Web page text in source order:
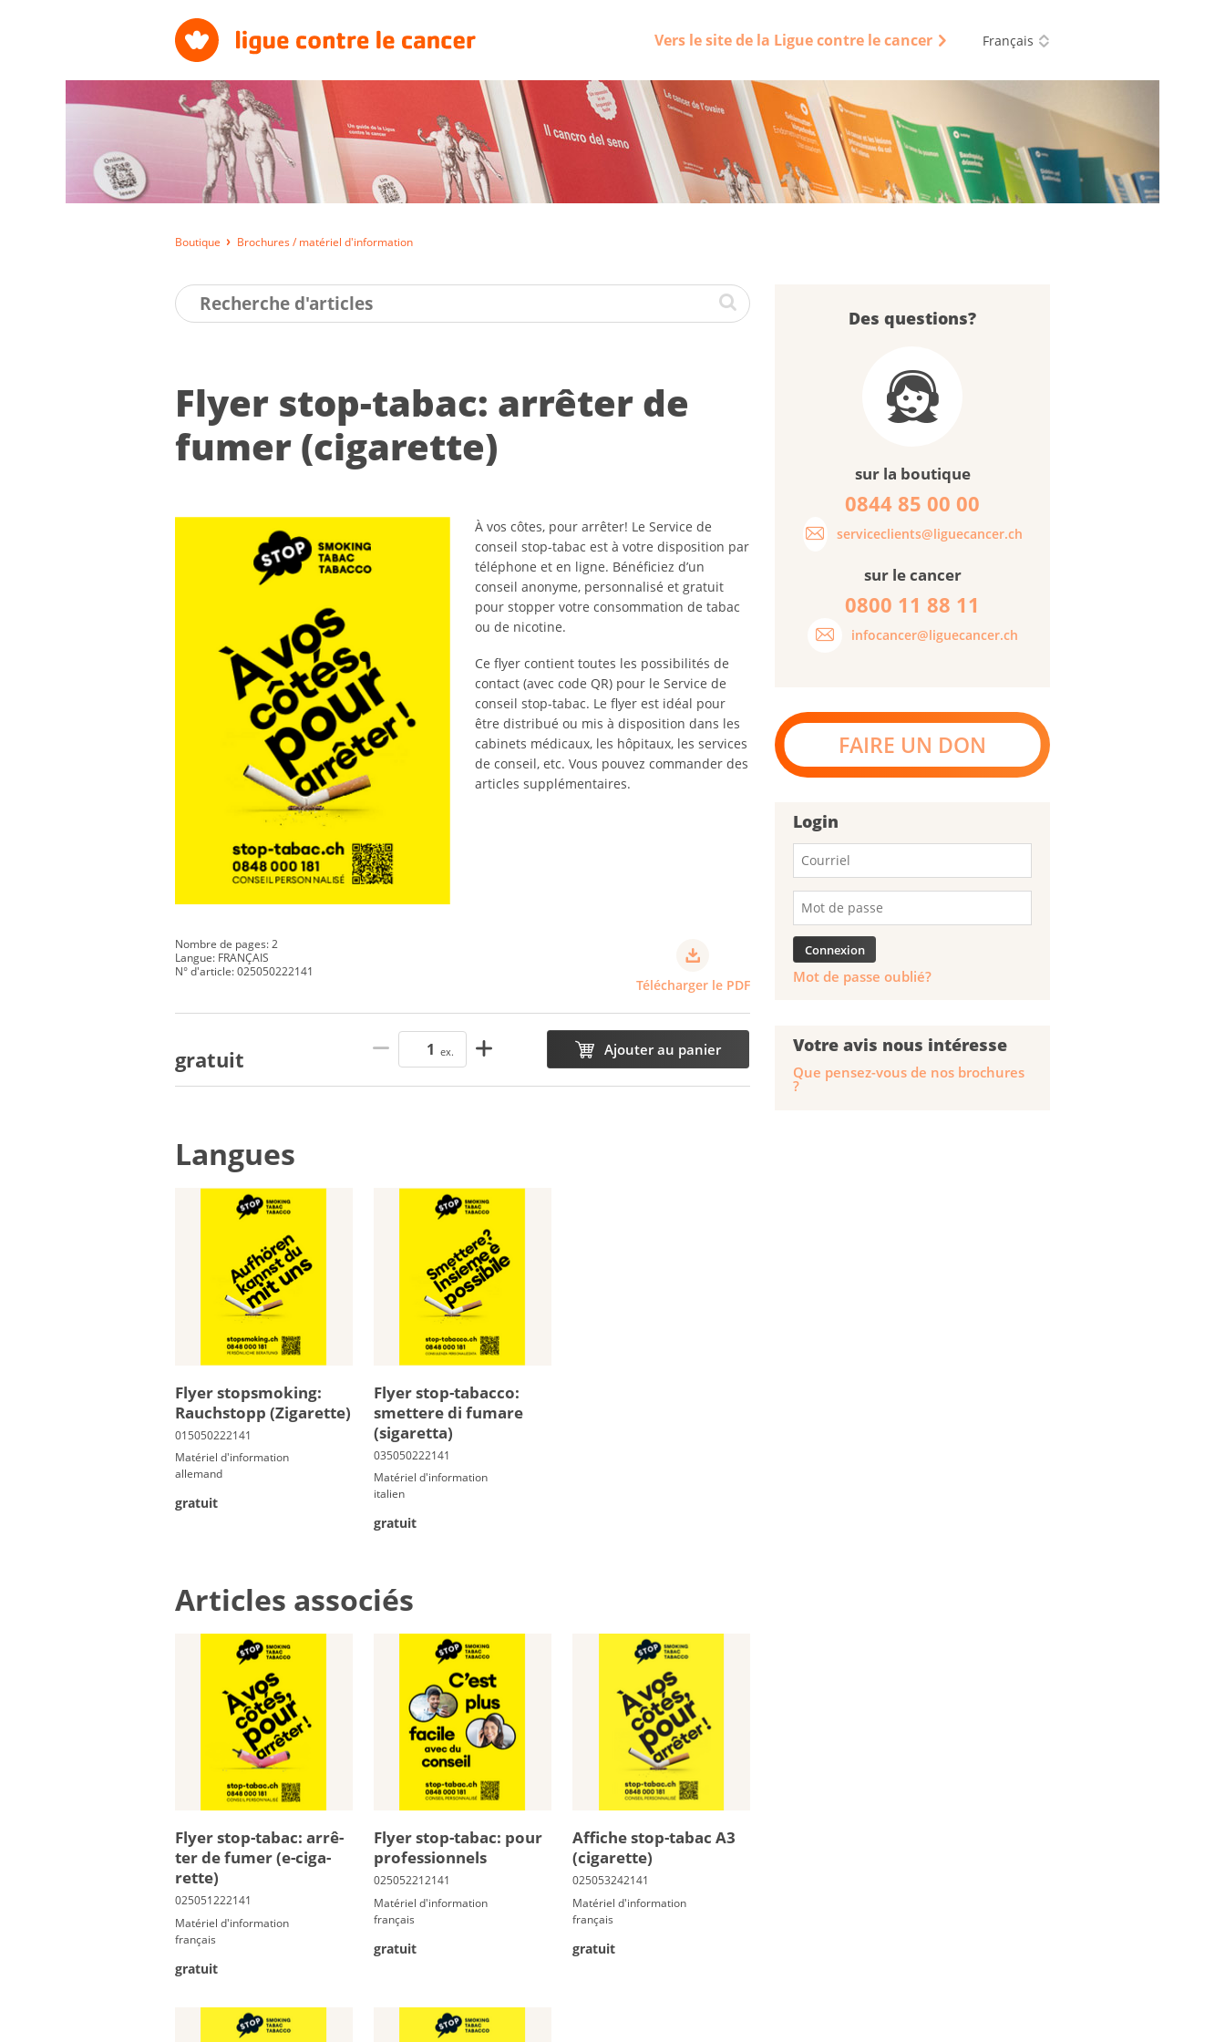
Vers le site de la Ligue contre le cancer Français
Boutique Brochures / matériel d'information
Flyer stop-ta­bac: ar­rê­ter de
fu­mer (ci­ga­rette)
À vos côtes, pour arrêter! Le Service de
conseil stop-tabac est à votre disposition par
téléphone et en ligne. Bénéficiez d’un
conseil anonyme, personnalisé et gratuit
pour stopper votre consommation de tabac
ou de nicotine.
Ce flyer contient toutes les possibilités de
contact (avec code QR) pour le Service de
conseil stop-tabac. Le flyer est idéal pour
être distribué ou mis à disposition dans les
cabinets médicaux, les hôpitaux, les services
de conseil, etc. Vous pouvez commander des
articles supplémentaires.
Nombre de pages: 2
Langue: FRANÇAIS
N° d'article: 025050222141
Télécharger le PDF
gratuit ex. Ajouter au panier
Langues
Fly­er stops­mo­king:
Rauch­stopp (Zi­ga­ret­te)
Matériel d'information
allemand
gratuit
Flyer stop-tabacco:
smettere di fumare
(sigaretta)
Matériel d'information
italien
gratuit
Articles associés
Flyer stop-ta­bac: ar­rê­
ter de fu­mer (e-ci­ga­
rette)
Matériel d'information
français
gratuit
Flyer stop-ta­bac: pour
pro­fes­sion­nels
Matériel d'information
français
gratuit
Af­fiche stop-ta­bac A3
(ci­ga­rette)
Matériel d'information
français
gratuit
Des questions?
sur la boutique
0844 85 00 00
serviceclients@liguecancer.ch
sur le cancer
0800 11 88 11
infocancer@liguecancer.ch
FAIRE UN DON
Login
Mot de passe oublié?
Votre avis nous intéresse
Que pensez-vous de nos brochures
?